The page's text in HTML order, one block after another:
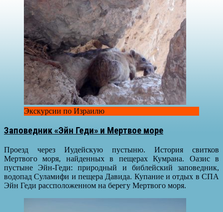
Экскурсии по Израилю
Заповедник «Эйн Геди» и Мертвое море
Проезд через Иудейскую пустыню. История свитков
Мертвого моря, найденных в пещерах Кумрана. Оазис в
пустыне Эйн-Геди: природный и библейский заповедник,
водопад Суламифи и пещера Давида. Купание и отдых в СПА
Эйн Геди рассположенном на берегу Мертвого моря.